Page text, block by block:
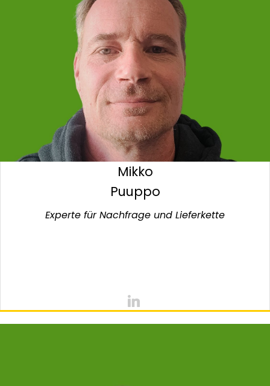
Mikko
Puuppo
Experte für Nachfrage und Lieferkette